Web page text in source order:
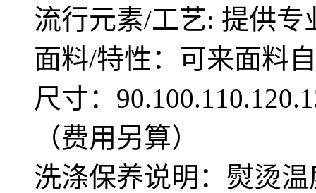
流行元素/工艺: 提供专
面料/特性：可来面料
尺寸：
（费用另算）
洗涤保养说明：熨烫